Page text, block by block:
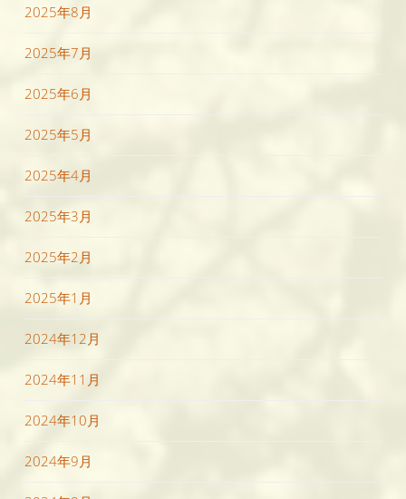
2025年8月
2025年7月
2025年6月
2025年5月
2025年4月
2025年3月
2025年2月
2025年1月
2024年12月
2024年11月
2024年10月
2024年9月